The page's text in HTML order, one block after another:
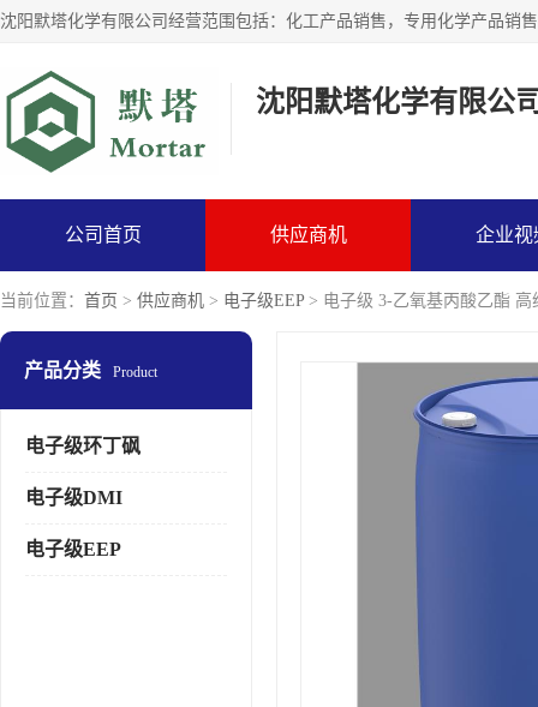
沈阳默塔化学有限公
公司首页 供应商机 企业视
当前位置： 首页 > 供应商机 > 电子级EEP > 电子级 3-乙氧基丙酸乙酯 高
产品分类 Product
电子级环丁砜
电子级DMI
电子级EEP